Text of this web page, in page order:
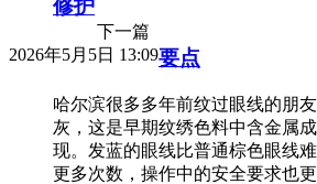
下一篇
2026年5月5日 13:09
修护
要点
哈尔滨很多多年前纹过眼线的朋
灰，这是早期纹绣色料中含金属
现。发蓝的眼线比普通棕色眼线
更多次数，操作中的安全要求也